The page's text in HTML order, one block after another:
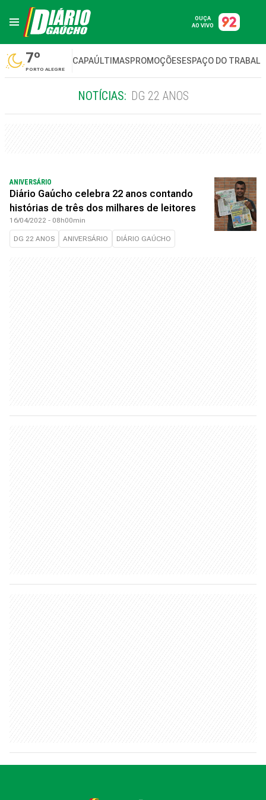
OUÇA
AO VIVO
7º
PORTO ALEGRE
CAPAÚLTIMASPROMOÇÕESESPAÇO DO
NOTÍCIAS: DG 22 ANOS
ANIVERSÁRIO
Diário Gaúcho celebra 22 anos contando
histórias de três dos milhares de leitores
16/04/2022 - 08h00min
DG 22 ANOS ANIVERSÁRIO DIÁRIO GAÚCHO